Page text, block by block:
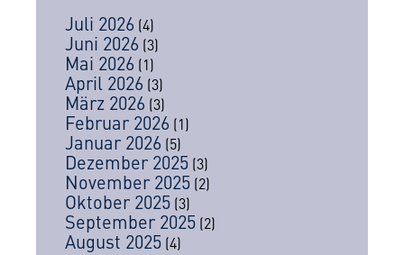
Juli 2026 (4)
Juni 2026 (3)
Mai 2026 (1)
April 2026 (3)
März 2026 (3)
Februar 2026 (1)
Januar 2026 (5)
Dezember 2025 (3)
November 2025 (2)
Oktober 2025 (3)
September 2025 (2)
August 2025 (4)